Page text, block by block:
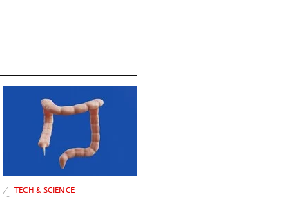
ΤECH & SCIENCE